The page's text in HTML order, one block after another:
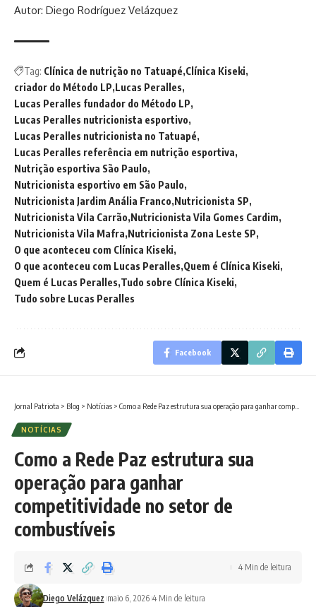
Autor: Diego Rodríguez Velázquez
Tag: Clínica de nutrição no Tatuapé Clínica Kiseki
criador do Método LP Lucas Peralles
Lucas Peralles fundador do Método LP
Lucas Peralles nutricionista esportivo
Lucas Peralles nutricionista no Tatuapé
Lucas Peralles referência em nutrição esportiva
Nutrição esportiva São Paulo
Nutricionista esportivo em São Paulo
Nutricionista Jardim Anália Franco Nutricionista SP
Nutricionista Vila Carrão Nutricionista Vila Gomes Cardim
Nutricionista Vila Mafra Nutricionista Zona Leste SP
O que aconteceu com Clínica Kiseki
O que aconteceu com Lucas Peralles Quem é Clínica Kiseki
Quem é Lucas Peralles Tudo sobre Clínica Kiseki
Tudo sobre Lucas Peralles
Facebook
Jornal Patriota > Blog > Notícias > Como a Rede Paz estrutura sua operação para ganhar competitividade no setor de combustíveis
NOTÍCIAS
Como a Rede Paz estrutura sua
operação para ganhar
competitividade no setor de
combustíveis
Diego Velázquez maio 6, 2026 4 Min de leitura
4 Min de leitura